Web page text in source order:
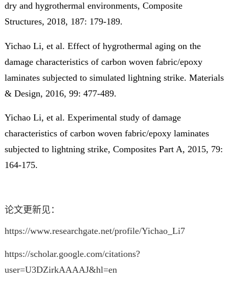
dry and hygrothermal environments, Composite
Structures, 2018, 187: 179-189.
Yichao Li, et al. Effect of hygrothermal aging on the
damage characteristics of carbon woven fabric/epoxy
laminates subjected to simulated lightning strike. Materials
& Design, 2016, 99: 477-489.
Yichao Li, et al. Experimental study of damage
characteristics of carbon woven fabric/epoxy laminates
subjected to lightning strike, Composites Part A, 2015, 79:
164-175.
论文更新见 ：
https://www.researchgate.net/profile/Yichao_Li7
https://scholar.google.com/citations?
user=U3DZirkAAAAJ&hl=en